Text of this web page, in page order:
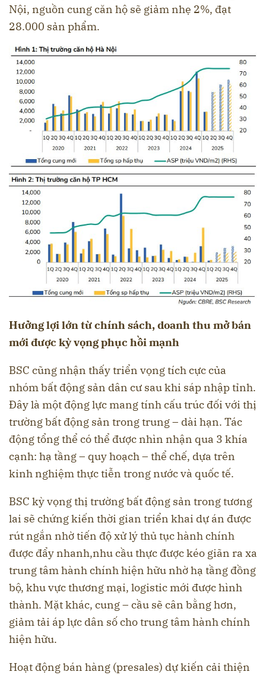
Nội, nguồn cung căn hộ sẽ giảm nhẹ 2%, đạt
28.000 sản phẩm.
Hưởng lợi lớn từ chính sách, doanh thu mở bán
mới được kỳ vọng phục hồi mạnh
BSC cũng nhận thấy triển vọng tích cực của
nhóm bất động sản dân cư sau khi sáp nhập tỉnh.
Đây là một động lực mang tính cấu trúc đối với thị
trường bất động sản trong trung – dài hạn. Tác
động tổng thể có thể được nhìn nhận qua 3 khía
cạnh: hạ tầng – quy hoạch – thể chế, dựa trên
kinh nghiệm thực tiễn trong nước và quốc tế.
BSC kỳ vọng thị trường bất động sản trong tương
lai sẽ chứng kiến thời gian triển khai dự án được
rút ngắn nhờ tiến độ xử lý thủ tục hành chính
được đẩy nhanh,nhu cầu thực được kéo giãn ra xa
trung tâm hành chính hiện hữu nhờ hạ tầng đồng
bộ, khu vực thương mại, logistic mới được hình
thành. Mặt khác, cung – cầu sẽ cân bằng hơn,
giảm tải áp lực dân số cho trung tâm hành chính
hiện hữu.
Hoạt động bán hàng (presales) dự kiến cải thiện